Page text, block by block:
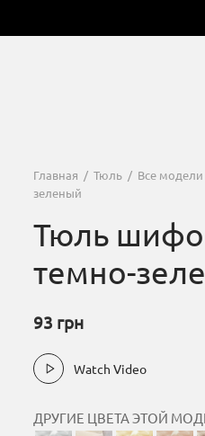
Главная / Тюль / Все модели
зеленый
Тюль
темно-
93 грн
Watch Video
ДРУГИЕ ЦВЕТА ЭТОЙ